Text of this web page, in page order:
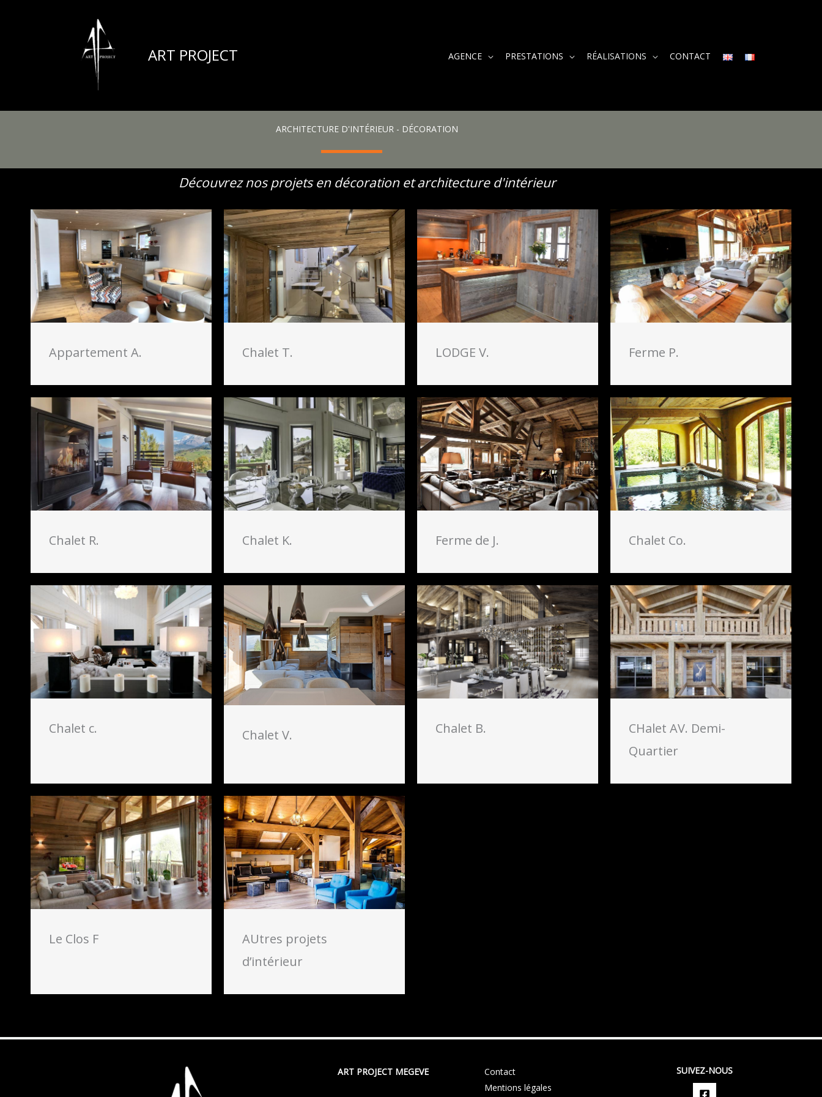
ART PROJECT AGENCE PRESTATIONS RÉALISATIONS CONTACT
ARCHITECTURE D'INTÉRIEUR - DÉCORATION
Découvrez nos projets en décoration et architecture d'intérieur
Appartement A. Chalet T. LODGE V. Ferme P.
Chalet R. Chalet K. Ferme de J. Chalet Co.
Chalet c. Chalet V. Chalet B.
CHalet AV. Demi-
Quartier
Le Clos F
AUtres projets
d’intérieur
ART PROJECT MEGEVE
Contact
Mentions légales
SUIVEZ-NOUS